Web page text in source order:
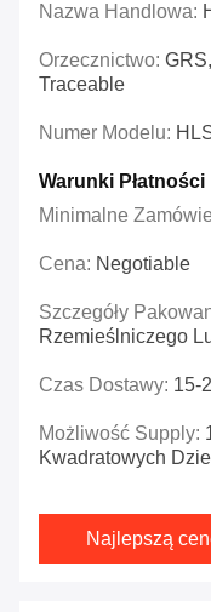
Nazwa Handlowa:
Orzecznictwo:
Traceable
Numer Modelu:
Warunki Płatności
Minimalne
Cena: Negotiable
Szczegóły
Rzemieślniczego
Czas Dostawy: 15-
Możliwość Supply:
Kwadratowych
Najlepszą